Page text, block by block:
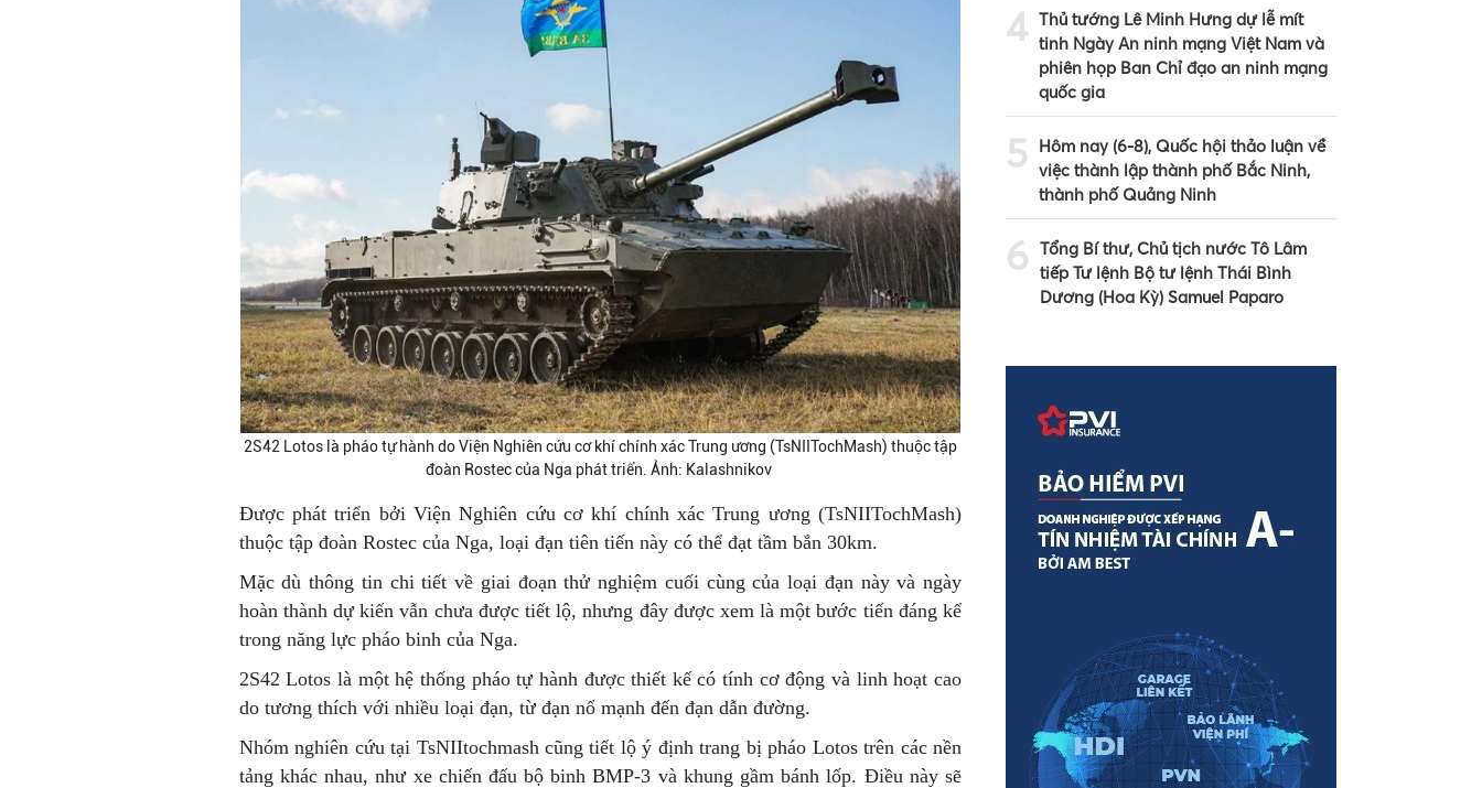
2S42 Lotos là pháo tự hành do Viện Nghiên cứu cơ khí chính xác Trung ương (TsNIITochMash) thuộc tập
đoàn Rostec của Nga phát triển. Ảnh: Kalashnikov
Được phát triển bởi Viện Nghiên cứu cơ khí chính xác Trung ương (TsNIITochMash)
thuộc tập đoàn Rostec của Nga, loại đạn tiên tiến này có thể đạt tầm bắn 30km.
Mặc dù thông tin chi tiết về giai đoạn thử nghiệm cuối cùng của loại đạn này và ngày
hoàn thành dự kiến vẫn chưa được tiết lộ, nhưng đây được xem là một bước tiến đáng kể
trong năng lực pháo binh của Nga.
2S42 Lotos là một hệ thống pháo tự hành được thiết kế có tính cơ động và linh hoạt cao
do tương thích với nhiều loại đạn, từ đạn nổ mạnh đến đạn dẫn đường.
Nhóm nghiên cứu tại TsNIItochmash cũng tiết lộ ý định trang bị pháo Lotos trên các nền
tảng khác nhau, như xe chiến đấu bộ binh BMP-3 và khung gầm bánh lốp. Điều này sẽ
4 Thủ tướng Lê Minh Hưng dự lễ mít
tinh Ngày An ninh mạng Việt Nam và
phiên họp Ban Chỉ đạo an ninh mạng
quốc gia
5
Hôm nay (6-8), Quốc hội thảo luận về
việc thành lập thành phố Bắc Ninh,
thành phố Quảng Ninh
6 Tổng Bí thư, Chủ tịch nước Tô Lâm
tiếp Tư lệnh Bộ tư lệnh Thái Bình
Dương (Hoa Kỳ) Samuel Paparo